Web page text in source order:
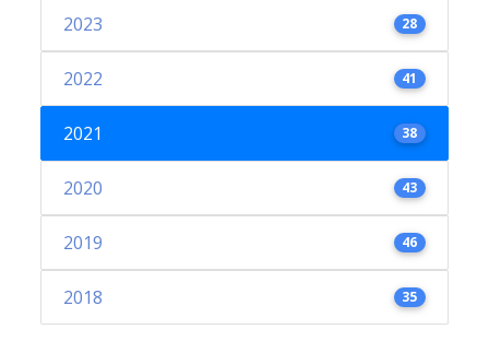
2023 28
2022 41
2021 38
2020 43
2019 46
2018 35